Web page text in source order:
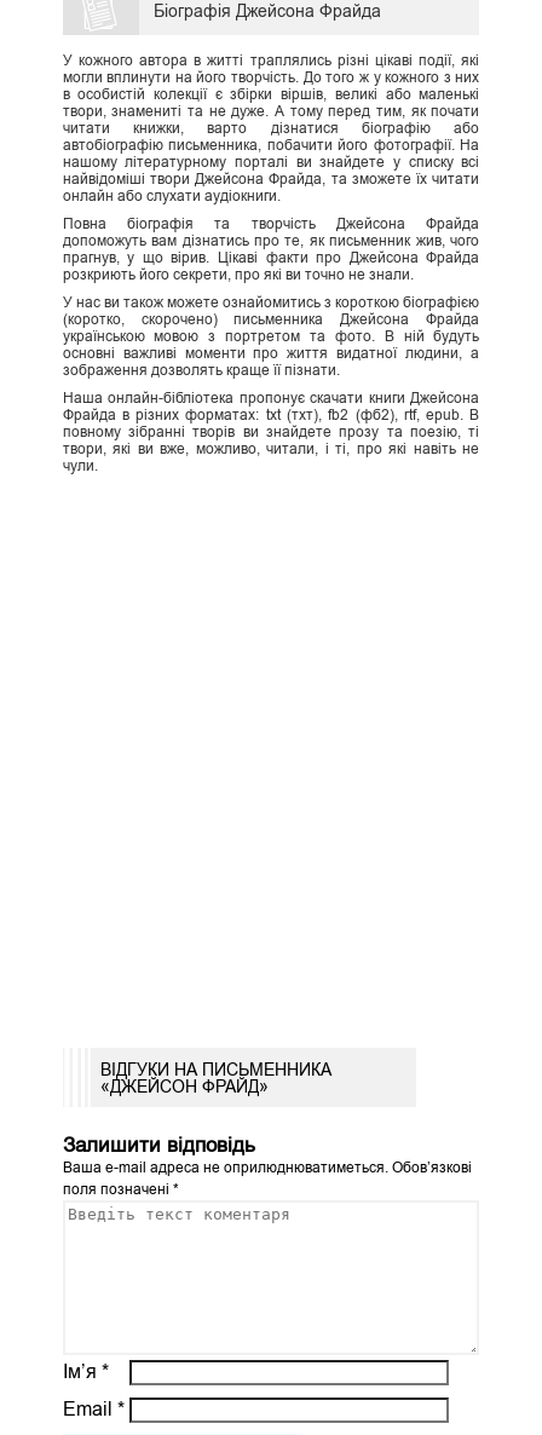
Біографія Джейсона Фрайда
У кожного автора в житті траплялись різні цікаві події, які
могли вплинути на його творчість. До того ж у кожного з них
в особистій колекції є збірки віршів, великі або маленькі
твори, знамениті та не дуже. А тому перед тим, як почати
читати книжки, варто дізнатися біографію або
автобіографію письменника, побачити його фотографії. На
нашому літературному порталі ви знайдете у списку всі
найвідоміші твори Джейсона Фрайда, та зможете їх читати
онлайн або слухати аудіокниги.
Повна біографія та творчість Джейсона Фрайда
допоможуть вам дізнатись про те, як письменник жив, чого
прагнув, у що вірив. Цікаві факти про Джейсона Фрайда
розкриють його секрети, про які ви точно не знали.
У нас ви також можете ознайомитись з короткою біографією
(коротко, скорочено) письменника Джейсона Фрайда
українською мовою з портретом та фото. В ній будуть
основні важливі моменти про життя видатної людини, а
зображення дозволять краще її пізнати.
Наша онлайн-бібліотека пропонує скачати книги Джейсона
Фрайда в різних форматах: txt (тхт), fb2 (фб2), rtf, epub. В
повному зібранні творів ви знайдете прозу та поезію, ті
твори, які ви вже, можливо, читали, і ті, про які навіть не
чули.
ВІДГУКИ НА ПИСЬМЕННИКА
«ДЖЕЙСОН ФРАЙД»
Залишити відповідь
Ваша e-mail адреса не оприлюднюватиметься.Обов’язкові
поля позначені *
Ім’я *
Email *